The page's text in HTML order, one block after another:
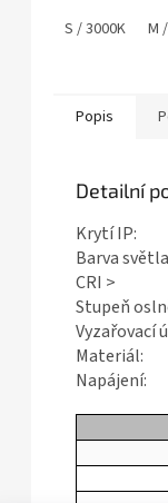
S / 3000K M
Popis
Detailní
Krytí
Barva
CRI
Stupeň
Vyzařovací